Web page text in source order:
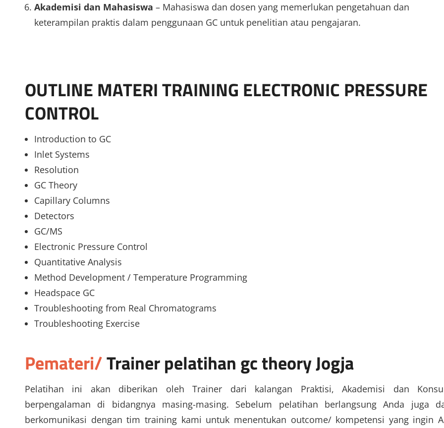
Akademisi dan Mahasiswa – Mahasiswa dan dosen yang memerlukan pengetahuan dan
keterampilan praktis dalam penggunaan GC untuk penelitian atau pengajaran.
OUTLINE MATERI TRAINING ELECTRONIC PRESSURE
CONTROL
Introduction to GC
Inlet Systems
Resolution
GC Theory
Capillary Columns
Detectors
GC/MS
Electronic Pressure Control
Quantitative Analysis
Method Development / Temperature Programming
Headspace GC
Troubleshooting from Real Chromatograms
Troubleshooting Exercise
Pemateri/Trainerpelatihan gc theory Jogja
Pelatihan ini akan diberikan oleh Trainer dari kalangan Praktisi, Akademisi dan
berpengalaman di bidangnya masing-masing. Sebelum pelatihan berlangsung Anda juga
berkomunikasi dengan tim training kami untuk menentukan outcome/ kompetensi yang ingin